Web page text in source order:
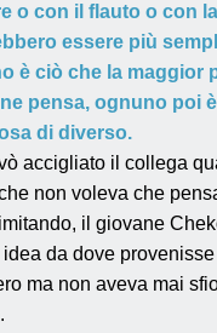
o con il flauto o con
essere più
è ciò che la maggior
pensa, ognuno poi
di diverso.
accigliato il collega
non voleva che
il giovane
da dove provenisse
ma non aveva mai